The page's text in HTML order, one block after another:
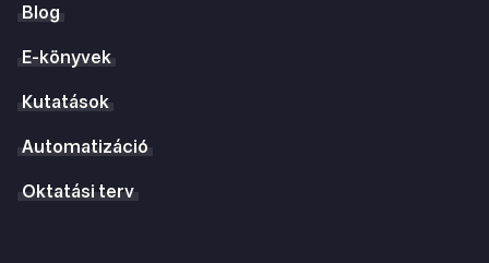
Blog
E-könyvek
Kutatások
Automatizáció
Oktatási terv